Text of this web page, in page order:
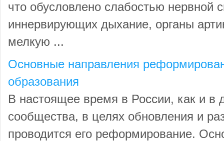
что обусловлено слабостью
иннервирующих дыхание, органы
мелкую ...
Основные направления
образования
В настоящее время в России, как и в
сообщества, в целях обновления и
проводится его реформирование.